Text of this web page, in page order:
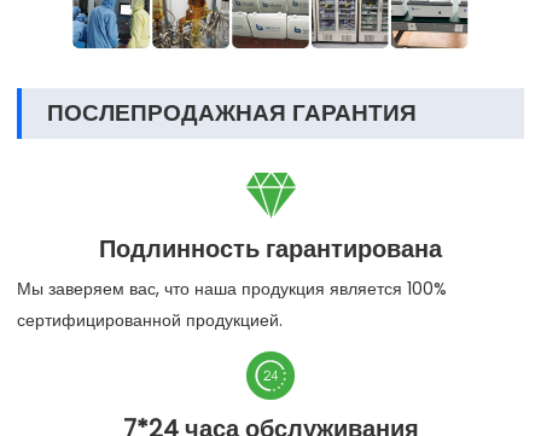
ПОСЛЕПРОДАЖНАЯ ГАРАНТИЯ

Подлинность гарантирована
Мы заверяем вас, что наша продукция является 100%
сертифицированной продукцией.

7*24 часа обслуживания